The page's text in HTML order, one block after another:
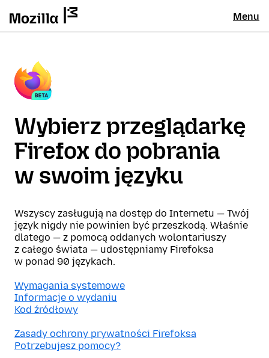
Menu
Wybierz przeglądarkę
Firefox do pobrania
w swoim języku
Wszyscy zasługują na dostęp do Internetu — Twój
język nigdy nie powinien być przeszkodą. Właśnie
dlatego — z pomocą oddanych wolontariuszy
z całego świata — udostępniamy Firefoksa
w ponad 90 językach.
Wymagania systemowe
Informacje o wydaniu
Kod źródłowy
Zasady ochrony prywatności Firefoksa
Potrzebujesz pomocy?